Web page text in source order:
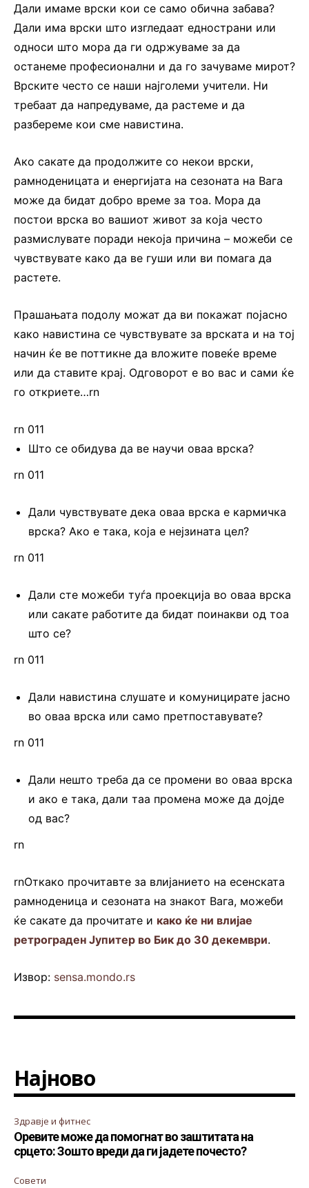
Дали имаме врски кои се само обична забава?
Дали има врски што изгледаат еднострани или
односи што мора да ги одржуваме за да
останеме професионални и да го зачуваме мирот?
Врските често се наши најголеми учители. Ни
требаат да напредуваме, да растеме и да
разбереме кои сме навистина.
Ако сакате да продолжите со некои врски,
рамноденицата и енергијата на сезоната на Вага
може да бидат добро време за тоа. Мора да
постои врска во вашиот живот за која често
размислувате поради некоја причина – можеби се
чувствувате како да ве гуши или ви помага да
растете.
Прашањата подолу можат да ви покажат појасно
како навистина се чувствувате за врската и на тој
начин ќе ве поттикне да вложите повеќе време
или да ставите крај. Одговорот е во вас и сами ќе
го откриете…rn
rn 011
Што се обидува да ве научи оваа врска?
rn 011
Дали чувствувате дека оваа врска е кармичка
врска? Ако е така, која е нејзината цел?
rn 011
Дали сте можеби туѓа проекција во оваа врска
или сакате работите да бидат поинакви од тоа
што се?
rn 011
Дали навистина слушате и комуницирате јасно
во оваа врска или само претпоставувате?
rn 011
Дали нешто треба да се промени во оваа врска
и ако е така, дали таа промена може да дојде
од вас?
rn
rnОткако прочитавте за влијанието на есенската
рамноденица и сезоната на знакот Вага, можеби
ќе сакате да прочитате и како ќе ни влијае
ретрограден Јупитер во Бик до 30 декември.
Извор: sensa.mondo.rs
Најново
Здравје и фитнес
Оревите може да помогнат во заштитата на
срцето: Зошто вреди да ги јадете почесто?
Совети